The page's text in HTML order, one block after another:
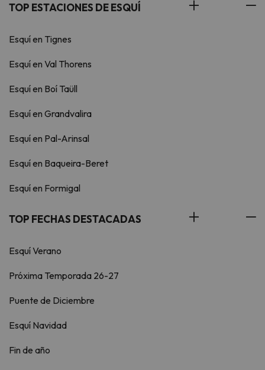
TOP ESTACIONES DE ESQUÍ
Esquí en Tignes
Esquí en Val Thorens
Esquí en Boí Taüll
Esquí en Grandvalira
Esquí en Pal-Arinsal
Esquí en Baqueira-Beret
Esquí en Formigal
TOP FECHAS DESTACADAS
Esquí Verano
Próxima Temporada 26-27
Puente de Diciembre
Esquí Navidad
Fin de año